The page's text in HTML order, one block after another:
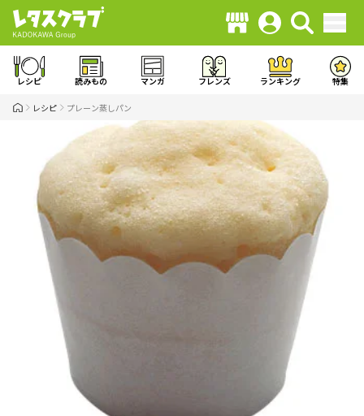
レシピ 読みもの マンガ フレンズ ランキング 特集
レシピ プレーン蒸しパン